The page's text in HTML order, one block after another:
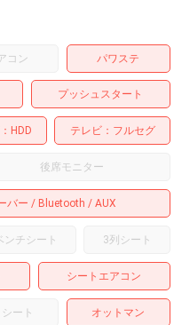
コン パワステ
プッシュスタート
HDD テレビ フルセグ
後席モニター
バー Bluetooth AUX
ンチシート 3列シート
シートエアコン
ート オットマン